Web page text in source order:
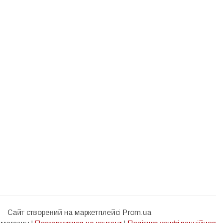
Сайт створений на маркетплейсі Prom.ua